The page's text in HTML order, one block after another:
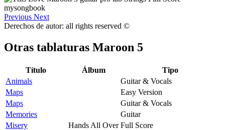
Previous Next
Derechos de autor: all rights reserved ©
Otras tablaturas Maroon 5
Título Álbum
Tipo
Animals
Guitar & Vocals
Maps
Easy Version
Maps
Guitar & Vocals
Memories
Guitar
Misery
Hands All Over Full Score